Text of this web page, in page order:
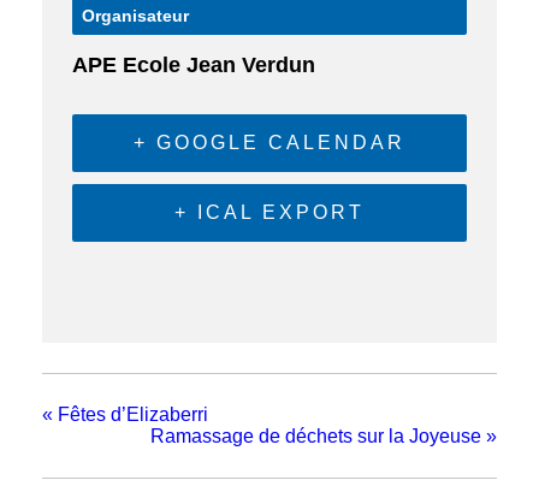
Organisateur
APE Ecole Jean Verdun
+ GOOGLE CALENDAR
+ ICAL EXPORT
« Fêtes d’Elizaberri
Ramassage de déchets sur la Joyeuse »